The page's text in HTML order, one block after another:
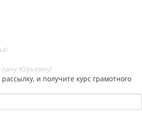
Юрьевну!
и получите курс грамотного